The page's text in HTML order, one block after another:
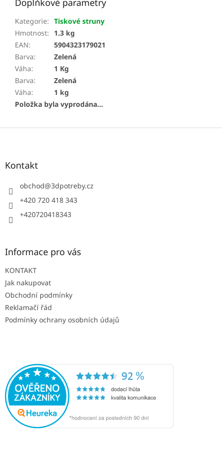
Doplňkové parametry
Kategorie: Tiskové struny
Hmotnost:
1.3 kg
EAN:
5904323179021
Barva:
Zelená
Váha:
1 Kg
Barva:
Zelená
Váha:
1 kg
Položka byla vyprodána…
Z
Kontakt
obchod@3dpotreby.cz
+420 720 418 343
+420720418343
Informace pro vás
KONTAKT
Jak nakupovat
Obchodní podmínky
Reklamačí řád
Podmínky ochrany osobních údajů